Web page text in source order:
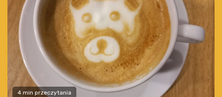
4 min przeczytania